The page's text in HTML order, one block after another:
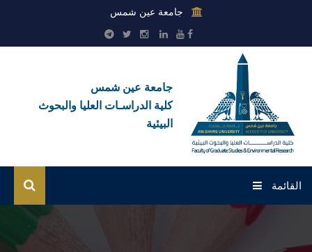
جامعة عين شمس
جامعة عين شمس
كلية الدراسـات العليا والبحوث
البيئية
القائمة